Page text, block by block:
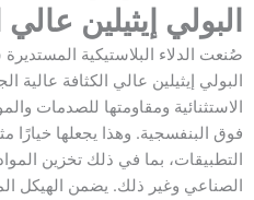
البولي إيثيلين عالي
الاستثنائية ومقاومتها للصدمات
فوق البنفسجية. وهذا يجعلها خيارًا
التطبيقات، بما في ذلك تخزين المواد
الصناعي وغير ذلك. يضمن الهيكل